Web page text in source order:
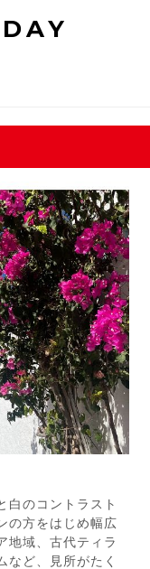
白のコントラスト
の方をはじめ幅広
地域、古代ティラ
など、見所がたく